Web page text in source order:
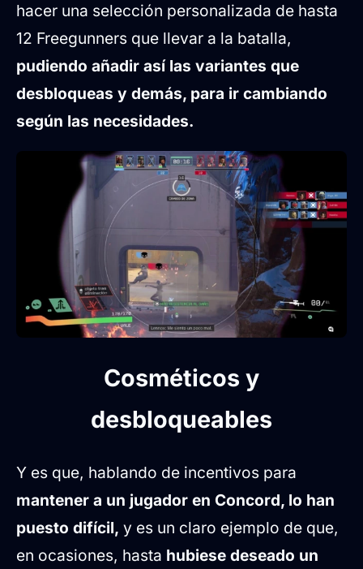
hacer una selección personalizada de hasta
12 Freegunners que llevar a la batalla,
pudiendo añadir así las variantes que
desbloqueas y demás, para ir cambiando
según las necesidades.
Cosméticos y
desbloqueables
Y es que, hablando de incentivos para
mantener a un jugador en Concord, lo han
puesto difícil, y es un claro ejemplo de que,
en ocasiones, hasta hubiese deseado un